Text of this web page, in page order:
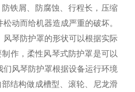
铁屑、防腐蚀、行程长，压缩
动而给机器造成严重的破坏。
风琴防护罩的形状可以根据实际
作，柔性风琴式防护罩是可以
风琴防护罩根据设备运行环境
部结构做成槽型、滚轮、尼龙滑